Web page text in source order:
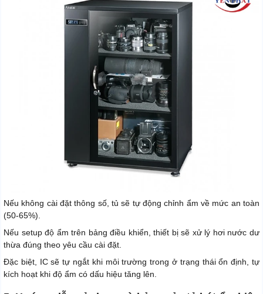
Nếu không cài đặt thông số, tủ sẽ tự động chỉnh ẩm về mức an toàn
(50-65%).
Nếu setup độ ẩm trên bảng điều khiển, thiết bị sẽ xử lý hơi nước dư
thừa đúng theo yêu cầu cài đặt.
Đặc biệt, IC sẽ tự ngắt khi môi trường trong ở trạng thái ổn định, tự
kích hoạt khi độ ẩm có dấu hiệu tăng lên.